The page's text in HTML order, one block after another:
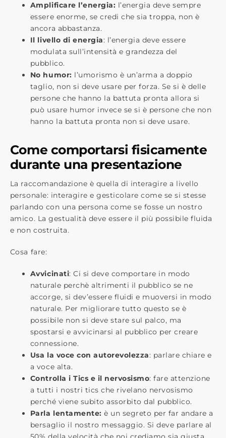
Amplificare l’energia: l’energia deve sempre
essere enorme, se credi che sia troppa, non è
ancora abbastanza.
Il livello di energia: l’energia deve essere
modulata sull’intensità e grandezza del
pubblico.
No humor: l’umorismo è un’arma a doppio
taglio, non si deve usare per forza. Se si è delle
persone che hanno la battuta pronta allora si
può usare humor invece se si è persone che non
hanno la battuta pronta non si deve usare.
Come comportarsi fisicamente
durante una presentazione
La raccomandazione è quella di interagire a livello
personale: interagire e gesticolare come se si stesse
parlando con una persona come se fosse un nostro
amico. La gestualità deve essere il più possibile fluida
e non costruita.
Cosa fare:
Avvicinati: Ci si deve comportare in modo
naturale perchè altrimenti il pubblico se ne
accorge, si dev’essere fluidi e muoversi in modo
naturale. Per migliorare tutto questo se è
possibile non si deve stare sul palco, ma
spostarsi e avvicinarsi al pubblico per creare
connessione.
Usa la voce con autorevolezza: parlare chiare e
a voce alta.
Controlla i Tics e il nervosismo: fare attenzione
a tutti i nostri tics che rivelano nervosismo
perché viene subito assorbito dal pubblico.
Parla lentamente: è un segreto per far andare a
bersaglio il nostro messaggio. Si deve parlare al